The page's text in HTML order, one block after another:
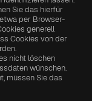
Sie das hierfür
per Browser-
generell
Cookies von der
nicht löschen
wünschen.
müssen Sie das